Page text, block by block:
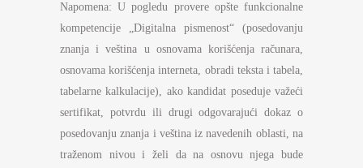
Napomena: U pogledu provere opšte funkcionalne
kompetencije „Digitalna pismenost“ (posedovanju
znanja i veština u osnovama korišćenja računara,
osnovama korišćenja interneta, obradi teksta i tabela,
tabelarne kalkulacije), ako kandidat poseduje važeći
sertifikat, potvrdu ili drugi odgovarajući dokaz o
posedovanju znanja i veština iz navedenih oblasti, na
traženom nivou i želi da na osnovu njega bude